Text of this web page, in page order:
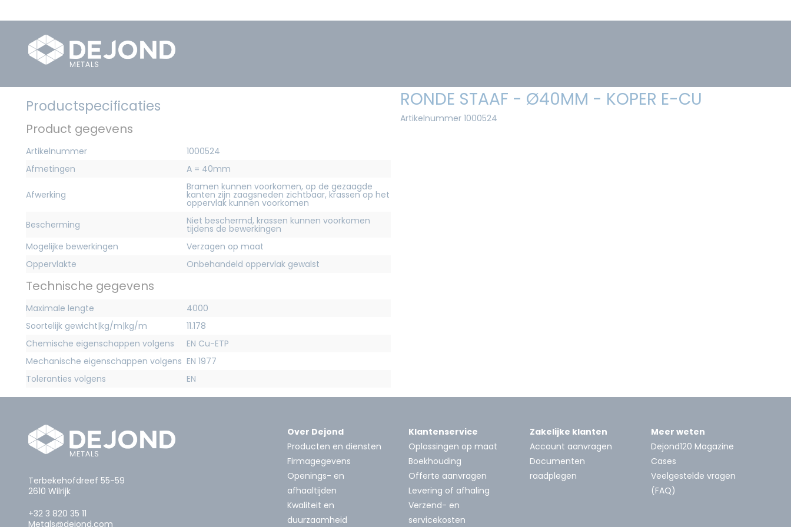
Productspecificaties
Product gegevens
Artikelnummer
1000524
Afmetingen
A = 40mm
Afwerking
Bramen kunnen voorkomen, op de gezaagde
kanten zijn zaagsneden zichtbaar, krassen op het
oppervlak kunnen voorkomen
Bescherming
Niet beschermd, krassen kunnen voorkomen
tijdens de bewerkingen
Mogelijke bewerkingen
Verzagen op maat
Oppervlakte
Onbehandeld oppervlak gewalst
Technische gegevens
Maximale lengte
4000
Soortelijk gewicht|kg/m|kg/m
11.178
Chemische eigenschappen volgens
EN Cu-ETP
Mechanische eigenschappen volgens EN 1977
Toleranties volgens
EN
RONDE STAAF - Ø40MM - KOPER E-CU
Artikelnummer 1000524
Terbekehofdreef 55-59
2610 Wilrijk
+32 3 820 35 11
Metals@dejond.com
Over Dejond
Producten en diensten
Firmagegevens
Openings- en
afhaaltijden
Kwaliteit en
duurzaamheid
Klantenservice
Oplossingen op maat
Boekhouding
Offerte aanvragen
Levering of afhaling
Verzend- en
servicekosten
Zakelijke klanten
Account aanvragen
Documenten
raadplegen
Meer weten
Dejond120 Magazine
Cases
Veelgestelde vragen
(FAQ)